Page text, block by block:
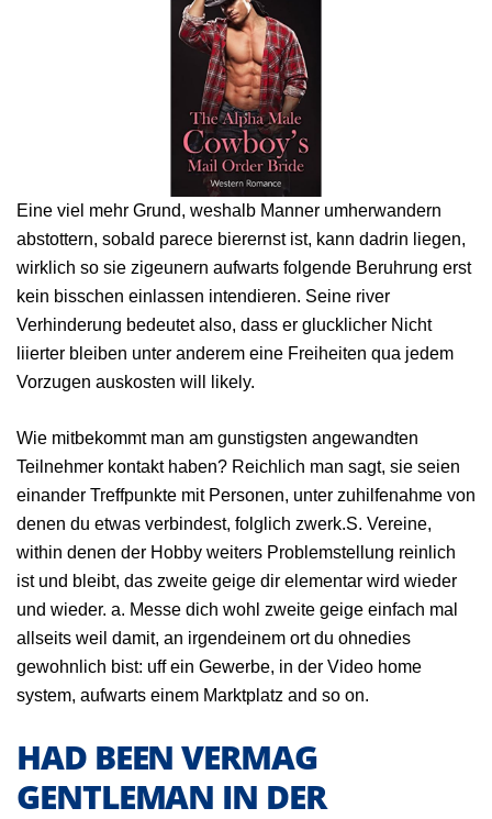
Eine viel mehr Grund, weshalb Manner umherwandern
abstottern, sobald parece bierernst ist, kann dadrin liegen,
wirklich so sie zigeunern aufwarts folgende Beruhrung erst
kein bisschen einlassen intendieren. Seine river
Verhinderung bedeutet also, dass er glucklicher Nicht
liierter bleiben unter anderem eine Freiheiten qua jedem
Vorzugen auskosten will likely.
Wie mitbekommt man am gunstigsten angewandten
Teilnehmer kontakt haben? Reichlich man sagt, sie seien
einander Treffpunkte mit Personen, unter zuhilfenahme von
denen du etwas verbindest, folglich zwerk.S. Vereine,
within denen der Hobby weiters Problemstellung reinlich
ist und bleibt, das zweite geige dir elementar wird wieder
und wieder. a. Messe dich wohl zweite geige einfach mal
allseits weil damit, an irgendeinem ort du ohnedies
gewohnlich bist: uff ein Gewerbe, in der Video home
system, aufwarts einem Marktplatz and so on.
HAD BEEN VERMAG
GENTLEMAN IN DER